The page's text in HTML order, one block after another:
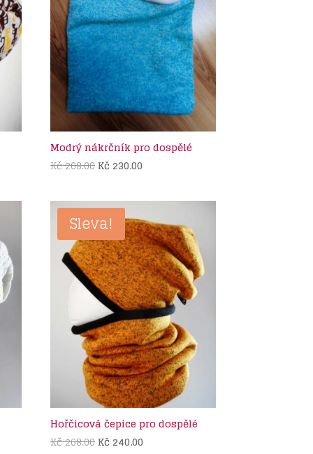
Modrý nákrčník pro dospělé
Kč268.00 Původní
byla:
Kč 268.00.
Kč 230.00
je:
Sleva!
Hořčicová čepice pro dospělé
Kč268.00 Původní
Kč 240.00